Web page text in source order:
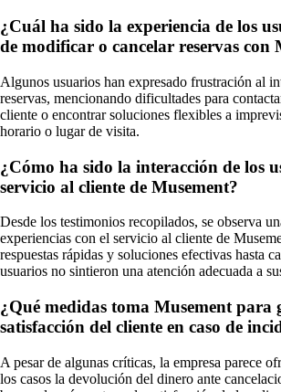
¿Cuál ha sido la experiencia de los
de modificar o cancelar reservas con
Algunos usuarios han expresado frustración al
reservas, mencionando dificultades para
cliente o encontrar soluciones flexibles a
horario o lugar de visita.
¿Cómo ha sido la interacción de los
servicio al cliente de Musement?
Desde los testimonios recopilados, se observa
experiencias con el servicio al cliente de
respuestas rápidas y soluciones efectivas hasta
usuarios no sintieron una atención adecuada a
¿Qué medidas toma Musement para
satisfacción del cliente en caso de
A pesar de algunas críticas, la empresa parece
los casos la devolución del dinero ante